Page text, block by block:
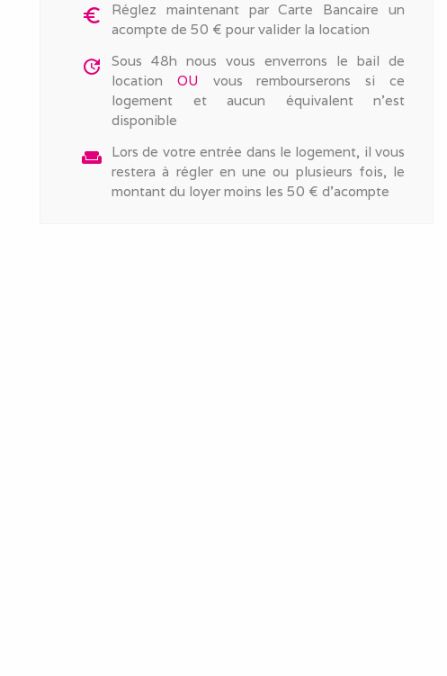
euro_symbol
Réglez maintenant par Carte Bancaire un
acompte de 50 € pour valider la location
update
Sous 48h nous vous enverrons le bail de
location OU vous rembourserons si ce
logement et aucun équivalent n'est
disponible
weekend
Lors de votre entrée dans le logement, il vous
restera à régler en une ou plusieurs fois, le
montant du loyer moins les 50 € d'acompte